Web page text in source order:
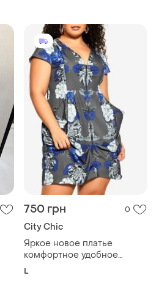
750 грн 0
City Chic
Яркое новое платье
комфортное удобное
цветочное принт
L